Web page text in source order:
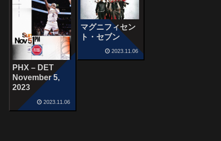
PHX – DET
November 5,
2023
2023.11.06
マグニフィセン
ト・セブン
2023.11.06